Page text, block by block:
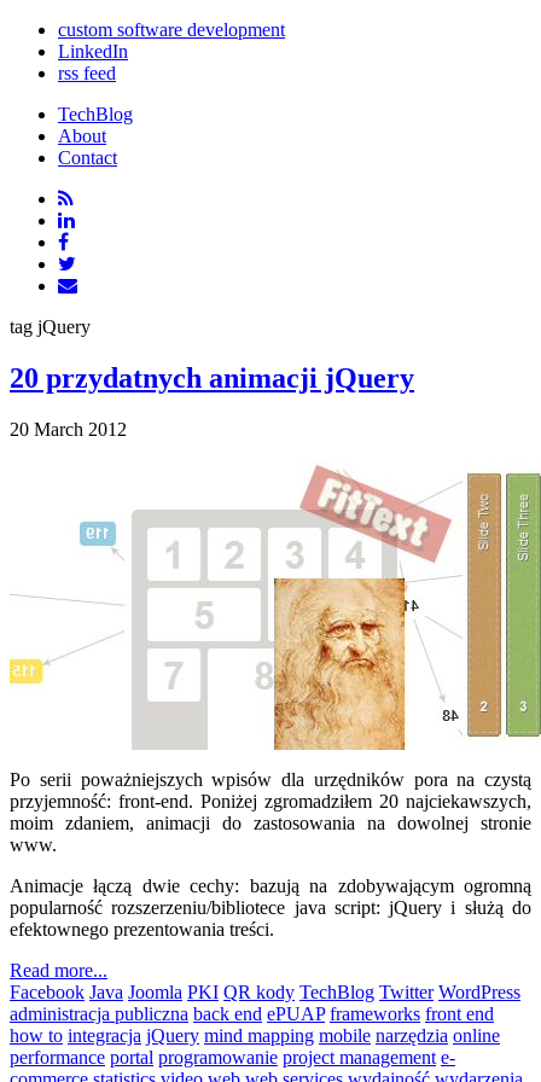
custom software development
LinkedIn
rss feed
TechBlog
About
Contact
tag jQuery
20 przydatnych animacji jQuery
20 March 2012
Po serii poważniejszych wpisów dla urzędników pora na czystą
przyjemność: front-end. Poniżej zgromadziłem 20 najciekawszych,
moim zdaniem, animacji do zastosowania na dowolnej stronie
www.
Animacje łączą dwie cechy: bazują na zdobywającym ogromną
popularność rozszerzeniu/bibliotece java script: jQuery i służą do
efektownego prezentowania treści.
Read more...
Facebook Java Joomla PKI QR kody TechBlog Twitter WordPress
administracja publiczna back end ePUAP frameworks front end
how to integracja jQuery mind mapping mobile narzędzia online
performance portal programowanie project management e-